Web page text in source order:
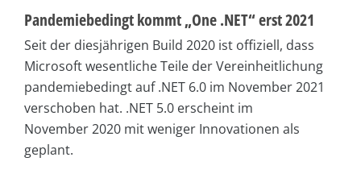
Pandemiebedingt kommt „One .NET“ erst 2021
Seit der diesjährigen Build 2020 ist offiziell, dass
Microsoft wesentliche Teile der Vereinheitlichung
pandemiebedingt auf .NET 6.0 im November 2021
verschoben hat. .NET 5.0 erscheint im
November 2020 mit weniger Innovationen als
geplant.